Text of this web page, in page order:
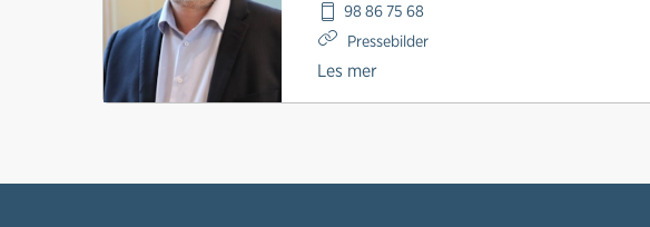
98 86 75 68
Pressebilder
Les mer